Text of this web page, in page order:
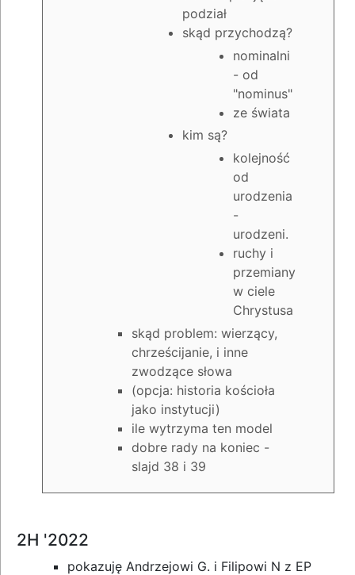
podział
skąd przychodzą?
nominalni
- od
"nominus"
ze świata
kim są?
kolejność
od
urodzenia
-
urodzeni.
ruchy i
przemiany
w ciele
Chrystusa
skąd problem: wierzący,
chrześcijanie, i inne
zwodzące słowa
(opcja: historia kościoła
jako instytucji)
ile wytrzyma ten model
dobre rady na koniec -
slajd 38 i 39
2H '2022
pokazuję Andrzejowi G. i Filipowi N z EP